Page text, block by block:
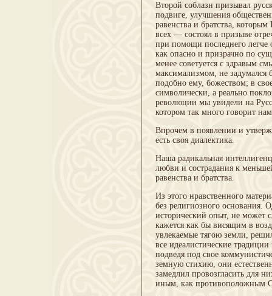
Второй соблазн призывал
подвиге, улучшения
равенства и братства,
всех — состоял в призыве
при помощи последнего легче
как опасно и призрачно по
менее советуется с здравым
максимализмом, не задумался
подобно ему, божеством; в
символически, а реально
революции мы увидели на
котором так много говорит
Впрочем в появлении и
есть своя диалектика.
Наша радикальная
любви и сострадания к
равенства и братства.
Из этого нравственного
без религиозного основания.
исторический опыт, не может
кажется как бы висящим в
увлекаемые тягою земли,
все идеалистические
подведя под свое
земную стихию, они
замедлил провозгласить для
иным, как противоположным